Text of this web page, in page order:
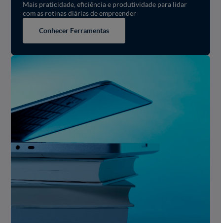
Mais praticidade, eficiência e produtividade para lidar
com as rotinas diárias de empreender
Conhecer Ferramentas